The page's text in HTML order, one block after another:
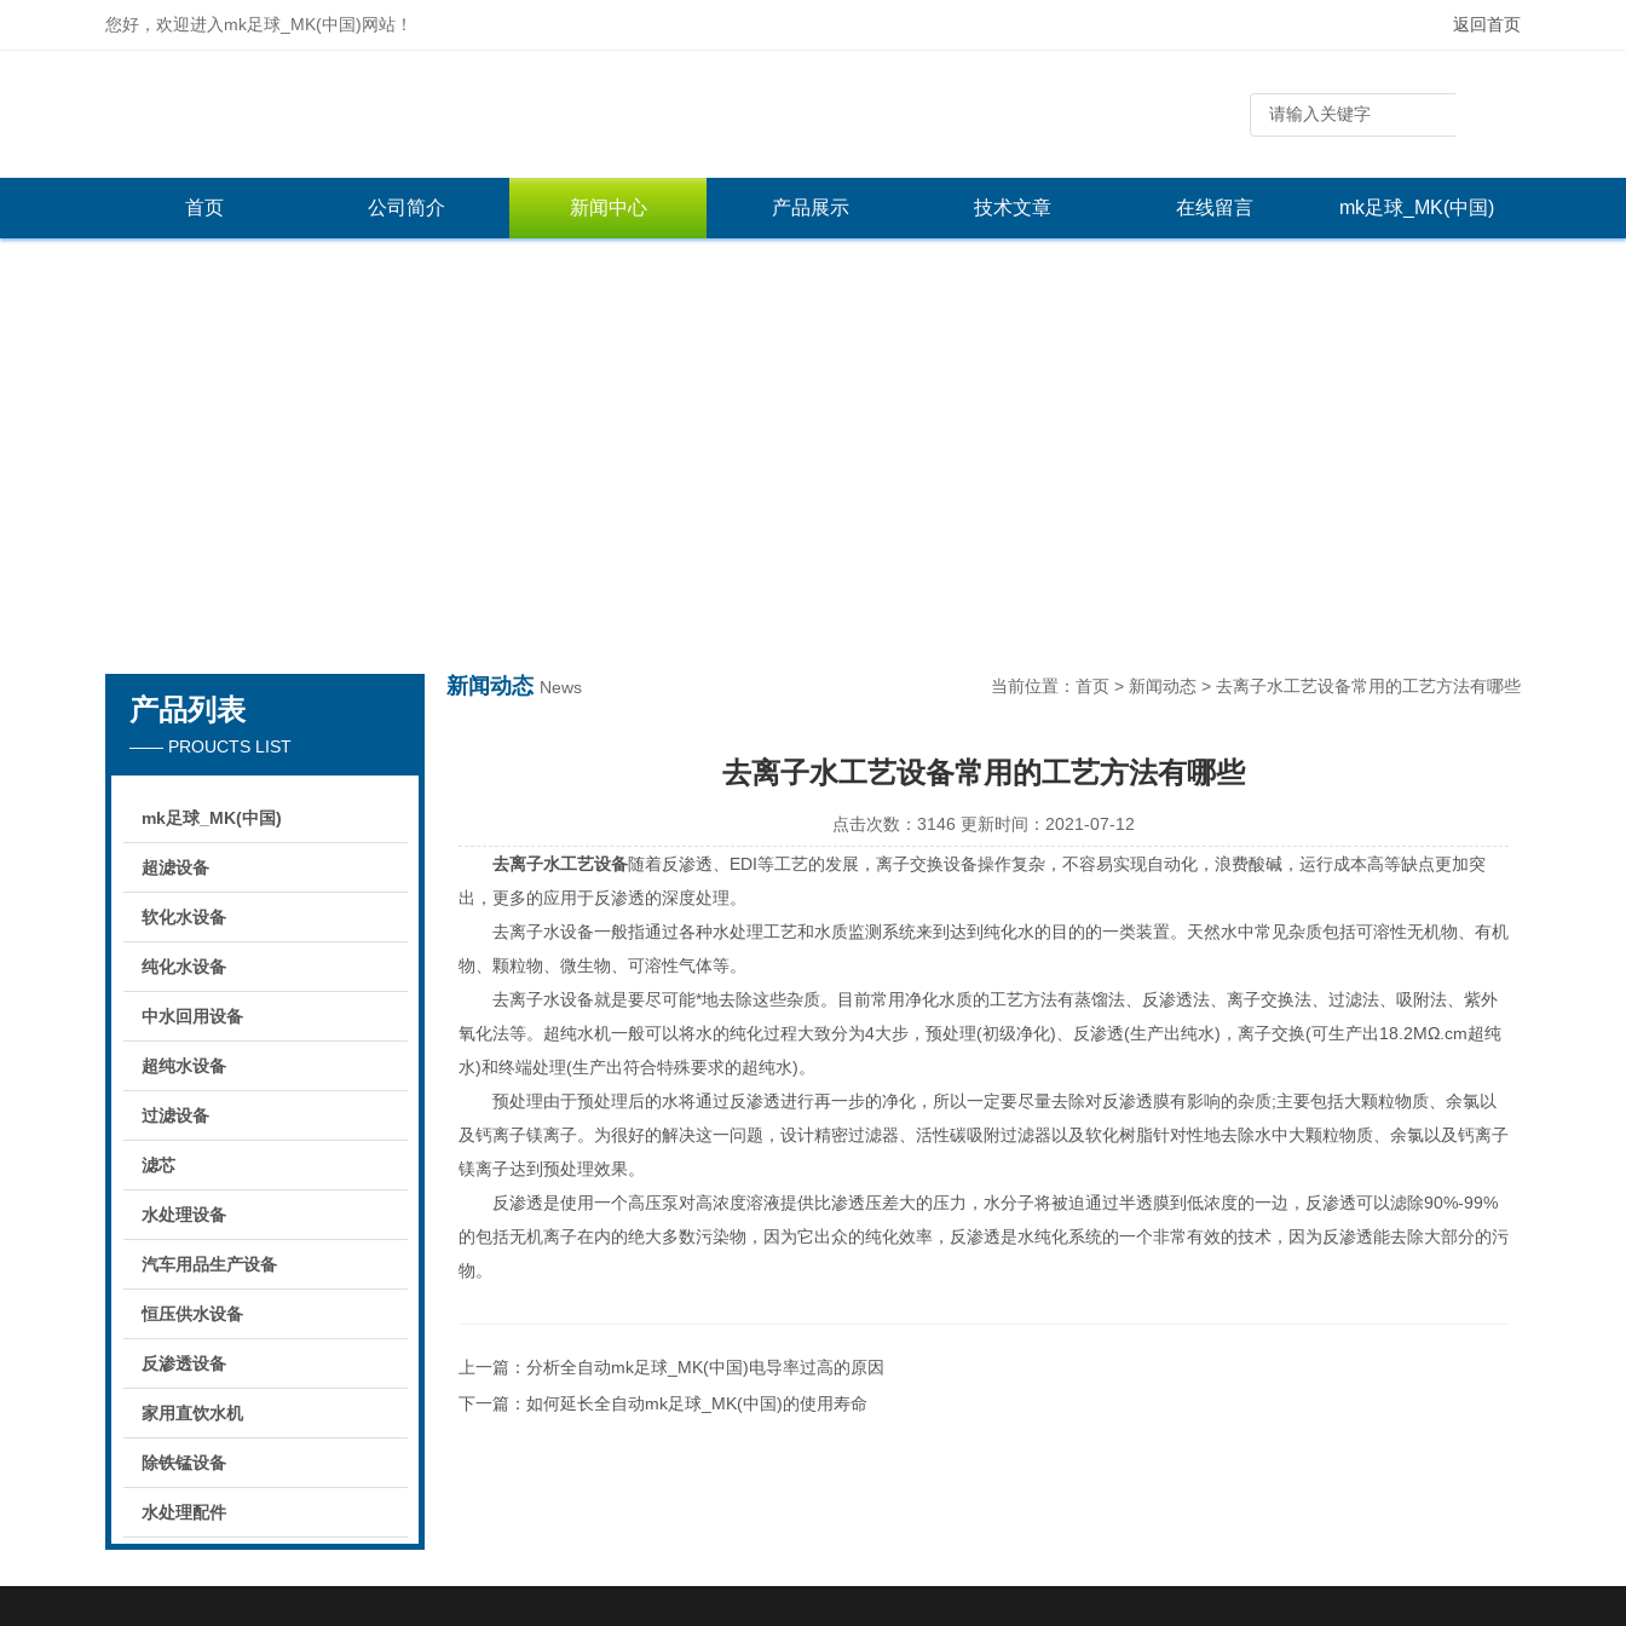
您好，欢迎进入mk足球_MK(中国)网站！ 返回首页
首页 公司简介 新闻中心 产品展示 技术文章 在线留言 mk足球_MK(中国)
产品列表
—— PROUCTS LIST
mk足球_MK(中国)
超滤设备
软化水设备
纯化水设备
中水回用设备
超纯水设备
过滤设备
滤芯
水处理设备
汽车用品生产设备
恒压供水设备
反渗透设备
家用直饮水机
除铁锰设备
水处理配件
新闻动态 News 当前位置： 首页 > 新闻动态 > 去离子水工艺设备常用的工艺方法有哪些
去离子水工艺设备常用的工艺方法有哪些
点击次数：3146 更新时间：2021-07-12
去离子水工艺设备随着反渗透、EDI等工艺的发展，离子交换设备操作复杂，不容易实现自动化，浪费酸碱，运行成本高等缺点更加突
出，更多的应用于反渗透的深度处理。
去离子水设备一般指通过各种水处理工艺和水质监测系统来到达到纯化水的目的的一类装置。天然水中常见杂质包括可溶性无机物、有机
物、颗粒物、微生物、可溶性气体等。
去离子水设备就是要尽可能*地去除这些杂质。目前常用净化水质的工艺方法有蒸馏法、反渗透法、离子交换法、过滤法、吸附法、紫外
氧化法等。超纯水机一般可以将水的纯化过程大致分为4大步，预处理(初级净化)、反渗透(生产出纯水)，离子交换(可生产出18.2MΩ.cm超纯
水)和终端处理(生产出符合特殊要求的超纯水)。
预处理由于预处理后的水将通过反渗透进行再一步的净化，所以一定要尽量去除对反渗透膜有影响的杂质;主要包括大颗粒物质、余氯以
及钙离子镁离子。为很好的解决这一问题，设计精密过滤器、活性碳吸附过滤器以及软化树脂针对性地去除水中大颗粒物质、余氯以及钙离子
镁离子达到预处理效果。
反渗透是使用一个高压泵对高浓度溶液提供比渗透压差大的压力，水分子将被迫通过半透膜到低浓度的一边，反渗透可以滤除90%-99%
的包括无机离子在内的绝大多数污染物，因为它出众的纯化效率，反渗透是水纯化系统的一个非常有效的技术，因为反渗透能去除大部分的污
物。
上一篇： 分析全自动mk足球_MK(中国)电导率过高的原因
下一篇： 如何延长全自动mk足球_MK(中国)的使用寿命